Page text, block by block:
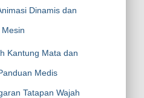
Dinamis dan
Kantung Mata dan
Medis
Tatapan Wajah